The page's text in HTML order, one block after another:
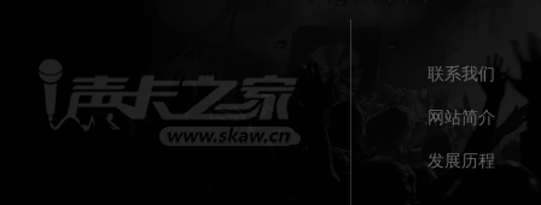
联系我们
网站简介
发展历程